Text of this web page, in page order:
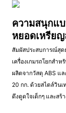
ความสนุกแ
หยอดเหรีย
สัมผัสประสบการณ์สุด
เครื่องเกมรถโยกสำ
ผลิตจากวัสดุ ABS แ
20 กก. ด้วยสไตล์วิน
ดึงดูดใจเด็กๆ และส